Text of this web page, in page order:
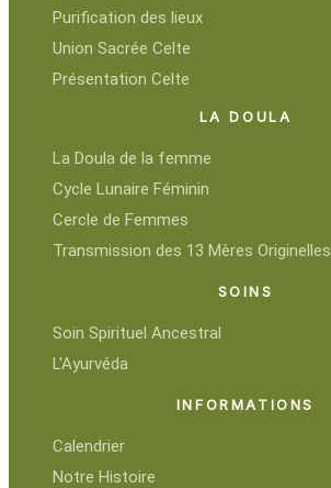
Purification des lieux
Union Sacrée Celte
Présentation Celte
LA DOULA
La Doula de la femme
Cycle Lunaire Féminin
Cercle de Femmes
Transmission des 13 Mères Originelles
SOINS
Soin Spirituel Ancestral
L'Ayurvéda
INFORMATIONS
Calendrier
Notre Histoire